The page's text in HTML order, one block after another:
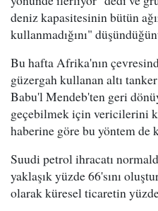
deniz kapasitesinin bütün
kullanmadığını"
Bu hafta Afrika'nın
güzergah kullanan altı
Babu'l Mendeb'ten geri
geçebilmek için vericilerini
haberine göre bu yöntem de
Suudi petrol ihracatı
yaklaşık yüzde 66'sını
olarak küresel ticaretin